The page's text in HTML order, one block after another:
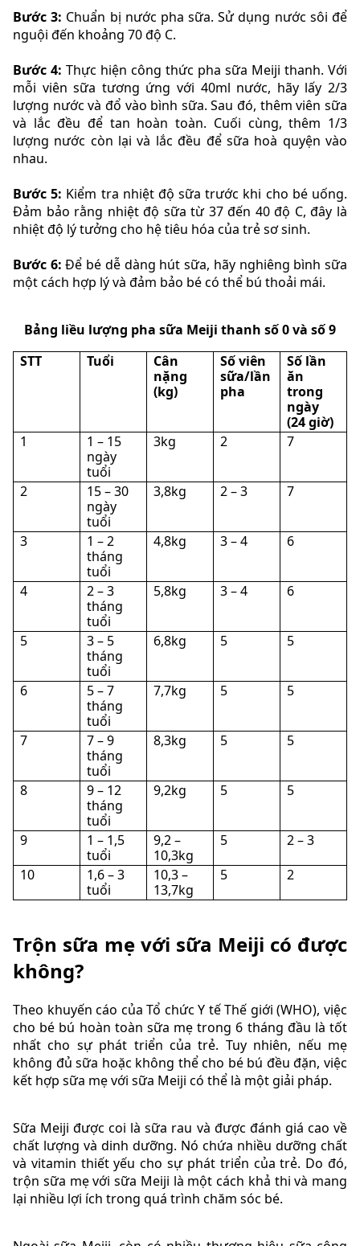
Bước 3: Chuẩn bị nước pha sữa. Sử dụng nước sôi để
nguội đến khoảng 70 độ C.
Bước 4: Thực hiện công thức pha sữa Meiji thanh. Với
mỗi viên sữa tương ứng với 40ml nước, hãy lấy 2/3
lượng nước và đổ vào bình sữa. Sau đó, thêm viên sữa
và lắc đều để tan hoàn toàn. Cuối cùng, thêm 1/3
lượng nước còn lại và lắc đều để sữa hoà quyện vào
nhau.
Bước 5: Kiểm tra nhiệt độ sữa trước khi cho bé uống.
Đảm bảo rằng nhiệt độ sữa từ 37 đến 40 độ C, đây là
nhiệt độ lý tưởng cho hệ tiêu hóa của trẻ sơ sinh.
Bước 6:Để bé dễ dàng hút sữa, hãy nghiêng bình sữa
một cách hợp lý và đảm bảo bé có thể bú thoải mái.
Bảng liều lượng pha sữa Meiji thanh số 0 và số 9
STT
Tuổi
Cân
nặng
(kg)
Số viên
sữa/lần
pha
Số lần
ăn
trong
ngày
(24 giờ)
1
1 – 15
ngày
tuổi
3kg 2 7
2
15 – 30
ngày
tuổi
3,8kg 2 – 3 7
3
1 – 2
tháng
tuổi
4,8kg 3 – 4 6
4
2 – 3
tháng
tuổi
5,8kg 3 – 4 6
5
3 – 5
tháng
tuổi
6,8kg 5 5
6
5 – 7
tháng
tuổi
7,7kg 5 5
7
7 – 9
tháng
tuổi
8,3kg 5 5
8
9 – 12
tháng
tuổi
9,2kg 5 5
9
1 – 1,5
tuổi
9,2 –
10,3kg
5
2 – 3
10
1,6 – 3
tuổi
10,3 –
13,7kg
5 2
Trộn sữa mẹ với sữa Meiji có được
không?
Theo khuyến cáo của Tổ chức Y tế Thế giới (WHO), việc
cho bé bú hoàn toàn sữa mẹ trong 6 tháng đầu là tốt
nhất cho sự phát triển của trẻ. Tuy nhiên, nếu mẹ
không đủ sữa hoặc không thể cho bé bú đều đặn, việc
kết hợp sữa mẹ với sữa Meiji có thể là một giải pháp.
Sữa Meiji được coi là sữa rau và được đánh giá cao về
chất lượng và dinh dưỡng. Nó chứa nhiều dưỡng chất
và vitamin thiết yếu cho sự phát triển của trẻ. Do đó,
trộn sữa mẹ với sữa Meiji là một cách khả thi và mang
lại nhiều lợi ích trong quá trình chăm sóc bé.